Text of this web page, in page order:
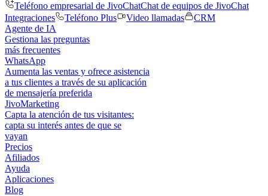
Teléfono empresarial de JivoChatChat de equipos de JivoChat
Integraciones
Teléfono Plus Video llamadas
CRM
Agente de IA
Gestiona las preguntas
más frecuentes
WhatsApp
Aumenta las ventas y ofrece asistencia
a tus clientes a través de su aplicación
de mensajería preferida
JivoMarketing
Capta la atención de tus visitantes:
capta su interés antes de que se
vayan
Precios
Afiliados
Ayuda
Aplicaciones
Blog